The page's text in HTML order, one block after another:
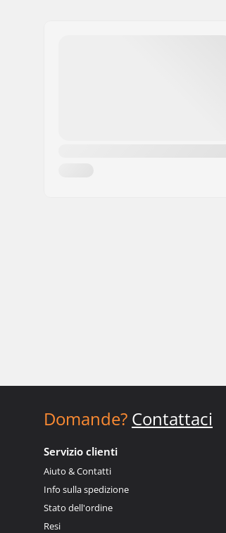
Domande? Contattaci
Servizio clienti
Aiuto & Contatti
Info sulla spedizione
Stato dell'ordine
Resi